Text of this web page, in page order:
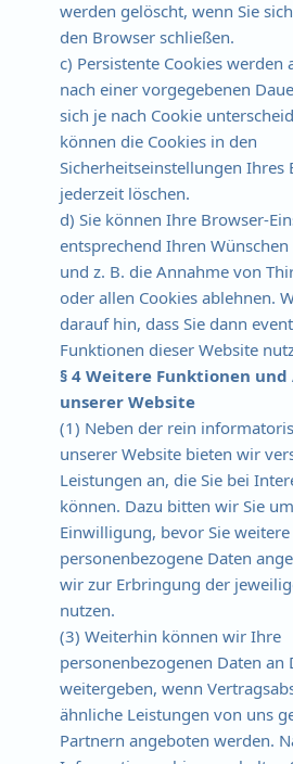
werden gelöscht, wenn Sie
den Browser schließen.
c) Persistente Cookies werden
nach einer vorgegebenen
sich je nach Cookie
können die Cookies in den
Sicherheitseinstellungen Ihres
jederzeit löschen.
d) Sie können Ihre Browser-
entsprechend Ihren
und z. B. die Annahme von
oder allen Cookies ablehnen.
darauf hin, dass Sie dann
Funktionen dieser Website
§ 4 Weitere Funktionen
unserer Website
(1) Neben der rein
unserer Website bieten wir
Leistungen an, die Sie bei
können. Dazu bitten wir Sie
Einwilligung, bevor Sie weitere
personenbezogene Daten
wir zur Erbringung der
nutzen.
(3) Weiterhin können wir Ihre
personenbezogenen Daten an
weitergeben, wenn
ähnliche Leistungen von uns
Partnern angeboten werden.